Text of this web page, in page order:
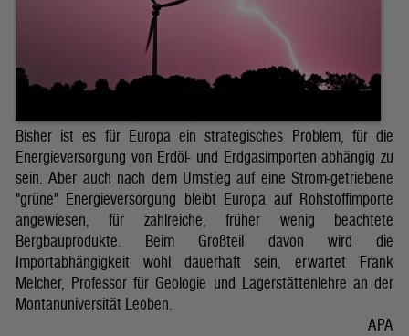
Bisher ist es für Europa ein strategisches Problem, für die
Energieversorgung von Erdöl- und Erdgasimporten abhängig zu
sein. Aber auch nach dem Umstieg auf eine Strom-getriebene
"grüne" Energieversorgung bleibt Europa auf Rohstoffimporte
angewiesen, für zahlreiche, früher wenig beachtete
Bergbauprodukte. Beim Großteil davon wird die
Importabhängigkeit wohl dauerhaft sein, erwartet Frank
Melcher, Professor für Geologie und Lagerstättenlehre an der
Montanuniversität Leoben.
APA